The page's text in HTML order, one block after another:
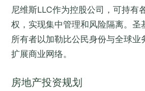
尼维斯LLC作为控股公司，可持有
权，实现集中管理和风险隔离。圣
所有者以加勒比公民身份与全球业
扩展商业网络。
房地产投资规划